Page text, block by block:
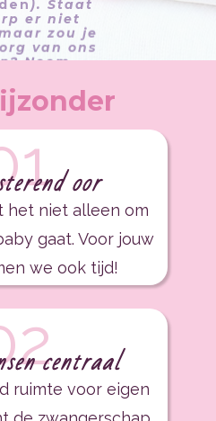
oor
het niet alleen om
gaat. Voor jouw
we ook tijd!
centraal
ruimte voor eigen